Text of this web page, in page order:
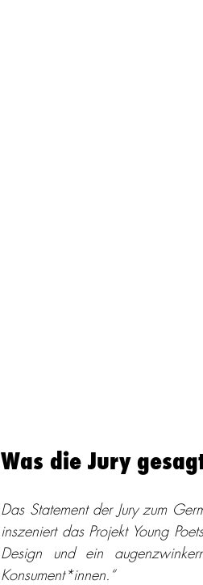
Was die Jury
Das Statement der Jury zum
inszeniert das Projekt Young
Design und ein
Konsument*innen.“